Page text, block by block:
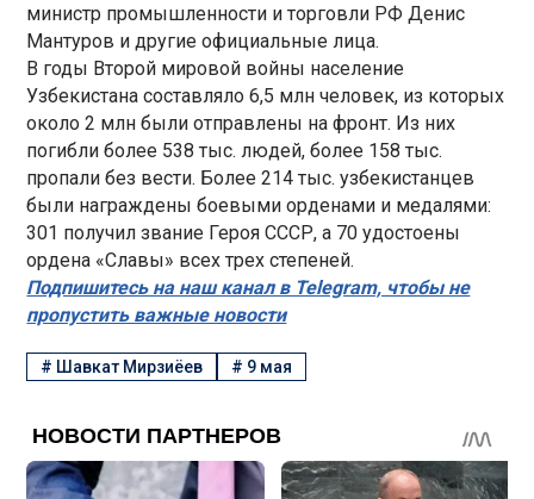
министр промышленности и торговли РФ Денис
Мантуров и другие официальные лица.
В годы Второй мировой войны население
Узбекистана составляло 6,5 млн человек, из которых
около 2 млн были отправлены на фронт. Из них
погибли более 538 тыс. людей, более 158 тыс.
пропали без вести. Более 214 тыс. узбекистанцев
были награждены боевыми орденами и медалями:
301 получил звание Героя СССР, а 70 удостоены
ордена «Славы» всех трех степеней.
Подпишитесь на наш канал в Telegram, чтобы не
пропустить важные новости
# Шавкат Мирзиёев # 9 мая